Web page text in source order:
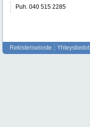
Puh. 040 515 2285
Rekisteriseloste Yhteystiedot